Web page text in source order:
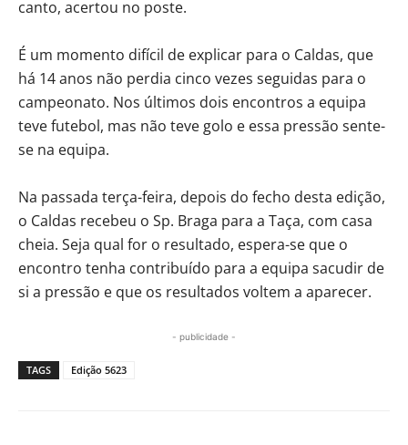
canto, acertou no poste.
É um momento difícil de explicar para o Caldas, que
há 14 anos não perdia cinco vezes seguidas para o
campeonato. Nos últimos dois encontros a equipa
teve futebol, mas não teve golo e essa pressão sente-
se na equipa.
Na passada terça-feira, depois do fecho desta edição,
o Caldas recebeu o Sp. Braga para a Taça, com casa
cheia. Seja qual for o resultado, espera-se que o
encontro tenha contribuído para a equipa sacudir de
si a pressão e que os resultados voltem a aparecer.
- publicidade -
TAGS Edição 5623